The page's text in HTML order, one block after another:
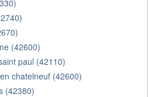
(42600)
paul (42110)
chatelneuf (42600)
(42380)